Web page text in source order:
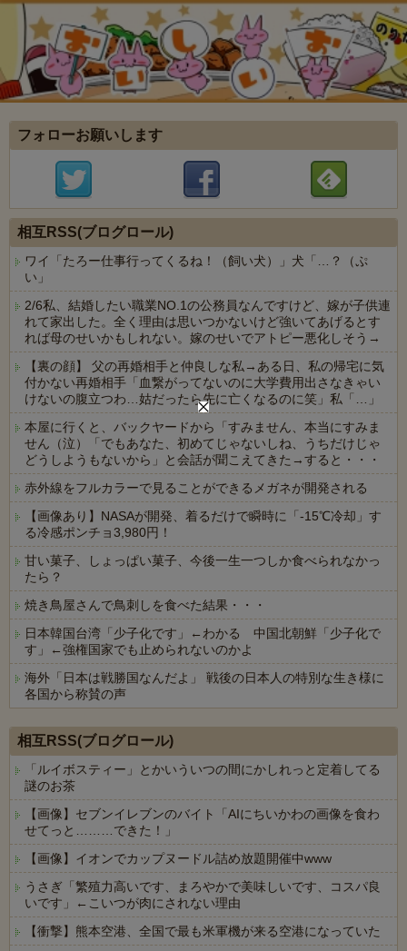
フォローお願いします
相互RSS(ブログロール)
ワイ「たろー仕事行ってくるね！（飼い犬）」犬「…？（ぷ
い」
2/6私、結婚したい職業NO.1の公務員なんですけど、嫁が子供連
れて家出した。全く理由は思いつかないけど強いてあげるとす
れば母のせいかもしれない。嫁のせいでアトピー悪化しそう→
【裏の顔】 父の再婚相手と仲良しな私→ある日、私の帰宅に気
付かない再婚相手「血繋がってないのに大学費用出さなきゃい
けないの腹立つわ…姑だったら先に亡くなるのに笑」私「…」
本屋に行くと、バックヤードから「すみません、本当にすみま
せん（泣）「でもあなた、初めてじゃないしね、うちだけじゃ
どうしようもないから」と会話が聞こえてきた→すると・・・
赤外線をフルカラーで見ることができるメガネが開発される
【画像あり】NASAが開発、着るだけで瞬時に「-15℃冷却」す
る冷感ポンチョ3,980円！
甘い菓子、しょっぱい菓子、今後一生一つしか食べられなかっ
たら？
焼き鳥屋さんで鳥刺しを食べた結果・・・
日本韓国台湾「少子化です」←わかる 中国北朝鮮「少子化で
す」←強権国家でも止められないのかよ
海外「日本は戦勝国なんだよ」 戦後の日本人の特別な生き様に
各国から称賛の声
相互RSS(ブログロール)
「ルイボスティー」とかいういつの間にかしれっと定着してる
謎のお茶
【画像】セブンイレブンのバイト「AIにちいかわの画像を食わ
せてっと………できた！」
【画像】イオンでカップヌードル詰め放題開催中www
うさぎ「繁殖力高いです、まろやかで美味しいです、コスパ良
いです」←こいつが肉にされない理由
【衝撃】熊本空港、全国で最も米軍機が来る空港になっていた